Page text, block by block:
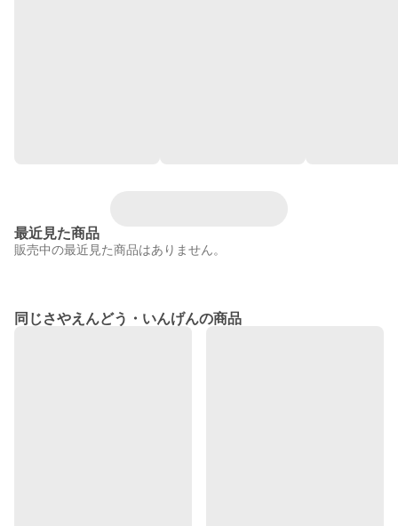
最近見た商品
販売中の最近見た商品はありません。
同じさやえんどう・いんげんの商品